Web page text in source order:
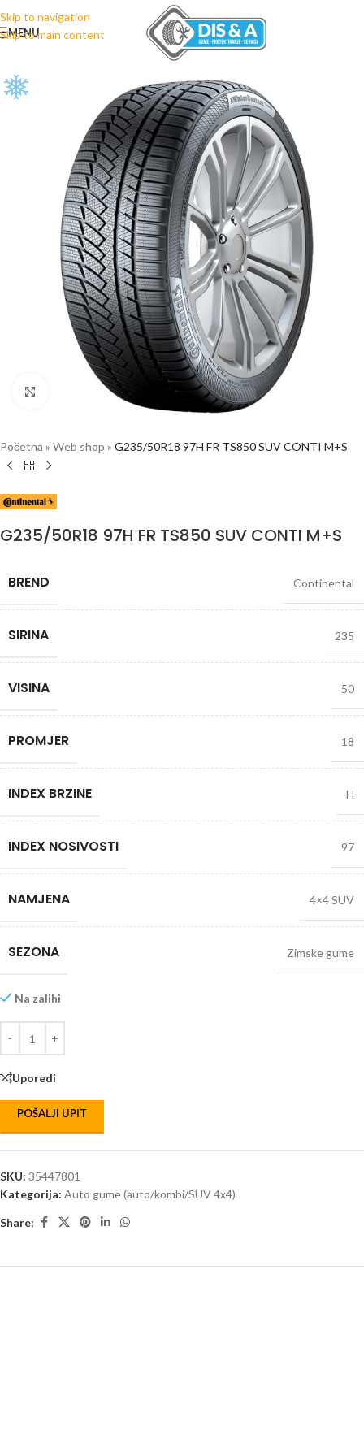
Skip to navigation
Skip to main content
MENU
Click to enlarge
Početna » Web shop » G235/50R18 97H FR TS850 SUV CONTI M+S
G235/50R18 97H FR TS850 SUV CONTI M+S
BREND Continental
SIRINA 235
VISINA 50
PROMJER 18
INDEX BRZINE H
INDEX NOSIVOSTI 97
NAMJENA 4×4 SUV
SEZONA Zimske gume
Na zalihi
Uporedi
POŠALJI UPIT
SKU: 35447801
Kategorija: Auto gume (auto/kombi/SUV 4x4)
Share: